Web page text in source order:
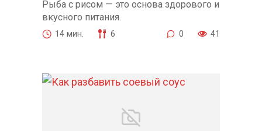
Рыба с рисом — это основа здорового и
вкусного питания.
14 мин. 6 0 41